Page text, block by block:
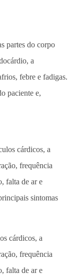
partes do corpo
a
febre e fadigas.
paciente e,
cárdicos, a
frequência
falta de ar e